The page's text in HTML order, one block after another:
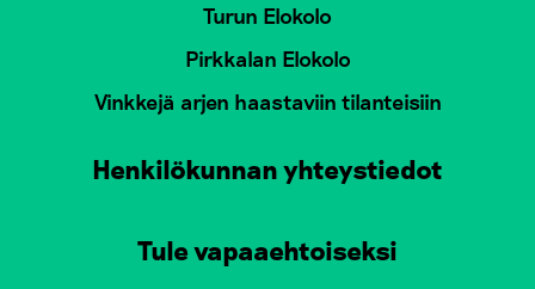
Turun Elokolo
Pirkkalan Elokolo
Vinkkejä arjen haastaviin tilanteisiin
Henkilökunnan yhteystiedot
Tule vapaaehtoiseksi